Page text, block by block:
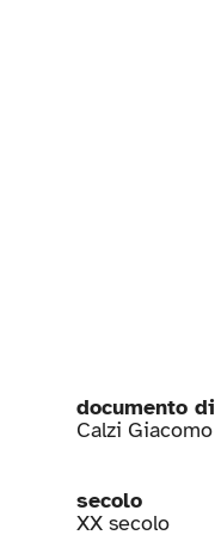
documento di
Calzi Giacomo
secolo
XX secolo